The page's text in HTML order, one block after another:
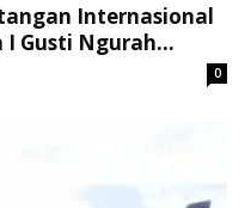
Internasional
I Gusti Ngurah...
0